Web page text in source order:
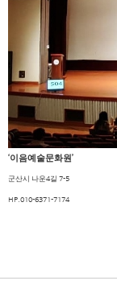
‘이음예술문화원’
군산시 나운4길 7-5
HP.010-6371-7174